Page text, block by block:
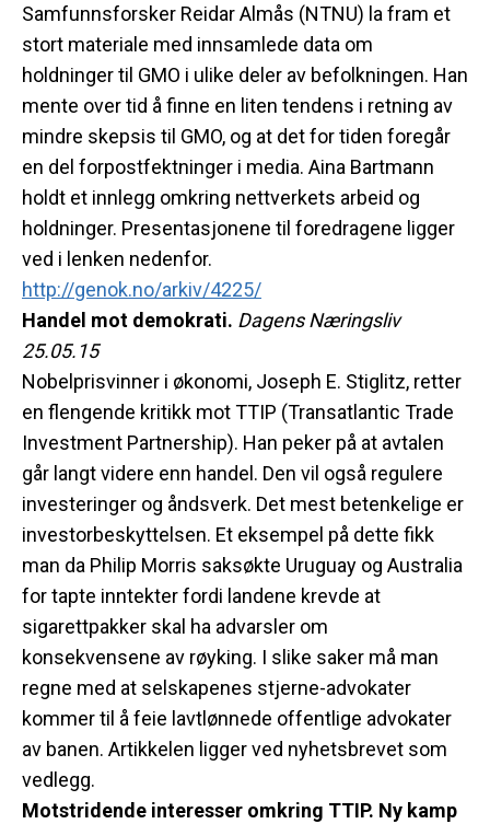
Samfunnsforsker Reidar Almås (NTNU) la fram et
stort materiale med innsamlede data om
holdninger til GMO i ulike deler av befolkningen. Han
mente over tid å finne en liten tendens i retning av
mindre skepsis til GMO, og at det for tiden foregår
en del forpostfektninger i media. Aina Bartmann
holdt et innlegg omkring nettverkets arbeid og
holdninger. Presentasjonene til foredragene ligger
ved i lenken nedenfor.
http://genok.no/arkiv/4225/
Handel mot demokrati. Dagens Næringsliv
25.05.15
Nobelprisvinner i økonomi, Joseph E. Stiglitz, retter
en flengende kritikk mot TTIP (Transatlantic Trade
Investment Partnership). Han peker på at avtalen
går langt videre enn handel. Den vil også regulere
investeringer og åndsverk. Det mest betenkelige er
investorbeskyttelsen. Et eksempel på dette fikk
man da Philip Morris saksøkte Uruguay og Australia
for tapte inntekter fordi landene krevde at
sigarettpakker skal ha advarsler om
konsekvensene av røyking. I slike saker må man
regne med at selskapenes stjerne-advokater
kommer til å feie lavtlønnede offentlige advokater
av banen. Artikkelen ligger ved nyhetsbrevet som
vedlegg.
Motstridende interesser omkring TTIP. Ny kamp